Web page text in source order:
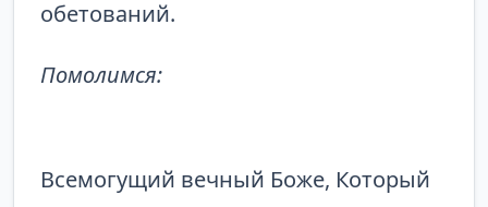
обетований.
Помолимся:
Всемогущий вечный Боже, Который